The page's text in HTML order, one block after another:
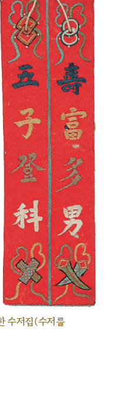
수저집(수저를